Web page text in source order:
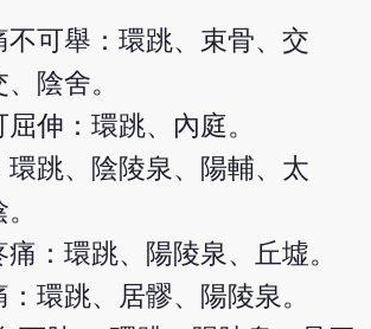
不可舉：環跳、束骨、交
陰舍。
伸：環跳、內庭。
環跳、陰陵泉、陽輔、太
痛：環跳、陽陵泉、丘墟。
：環跳、居髎、陽陵泉。